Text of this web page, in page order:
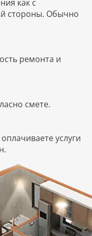
как с
стороны. Обычно
ремонта и
смете.
услуги